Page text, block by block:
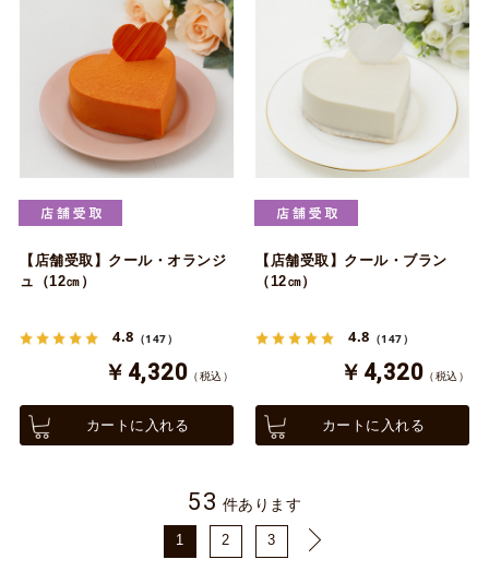
【店舗受取】クール・オランジ
ュ（12㎝）
4.8 （147）
￥4,320 （税込）
カートに入れる
【店舗受取】クール・ブラン
（12㎝）
4.8 （147）
￥4,320 （税込）
カートに入れる
53 件あります
1 2 3